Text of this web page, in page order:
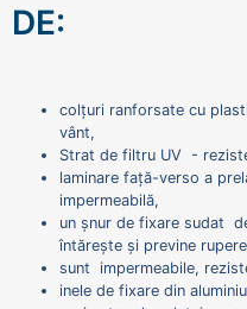
DE:
colțuri ranforsate cu
vânt,
Strat de filtru UV -
laminare față-verso a
impermeabilă,
un șnur de fixare sudat
întărește și previne
sunt impermeabile,
inele de fixare din